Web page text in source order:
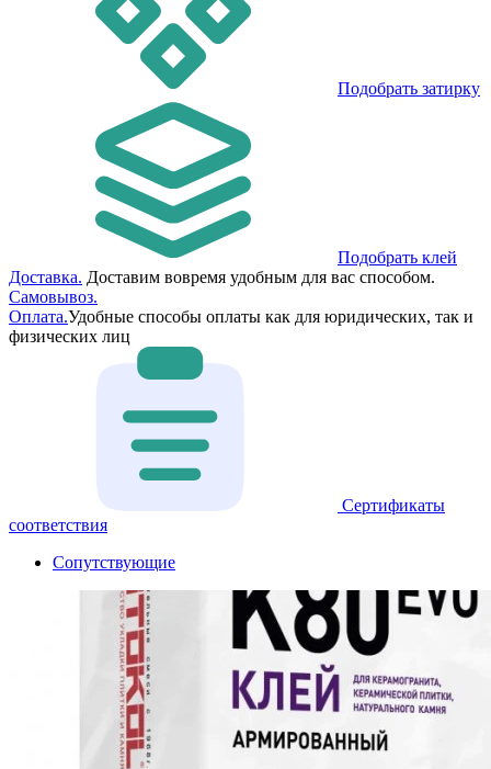
Подобрать затирку
Подобрать клей
Доставка. Доставим вовремя удобным для вас способом.
Самовывоз.
Оплата.Удобные способы оплаты как для юридических, так и
физических лиц
Сертификаты
соответствия
Сопутствующие